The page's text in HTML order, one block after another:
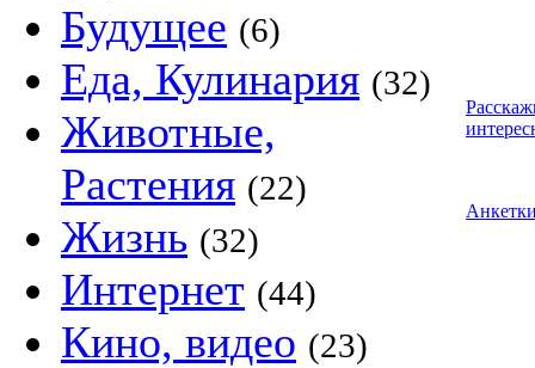
Будущее (6)
Еда, Кулинария (32)
Животные,
Растения (22)
Жизнь (32)
Интернет (44)
Кино, видео (23)